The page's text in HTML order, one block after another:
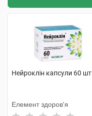
Нейроклін капсули 60 шт
Елемент здоров'я